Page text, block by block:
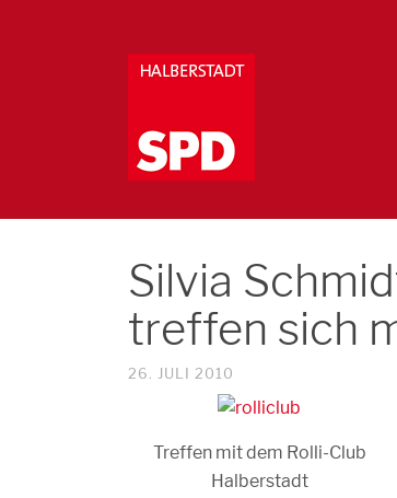
Silvia
treffen sich
26. JULI 2010
Treffen mit dem Rolli-Club
Halberstadt